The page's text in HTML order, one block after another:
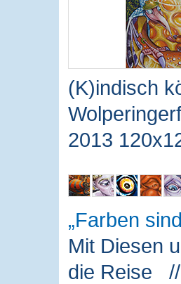
(K)indisch
2013
Farben
Mit Diesen
die Reise